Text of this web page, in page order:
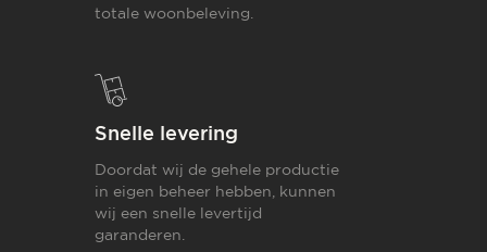
totale woonbeleving.
Snelle levering
Doordat wij de gehele productie
in eigen beheer hebben, kunnen
wij een snelle levertijd
garanderen.